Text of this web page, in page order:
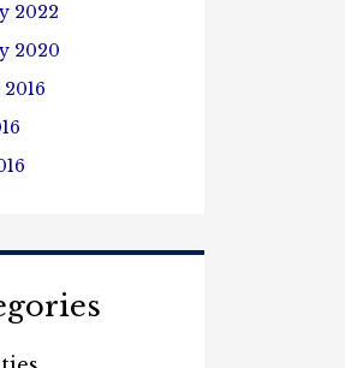
2022
2020